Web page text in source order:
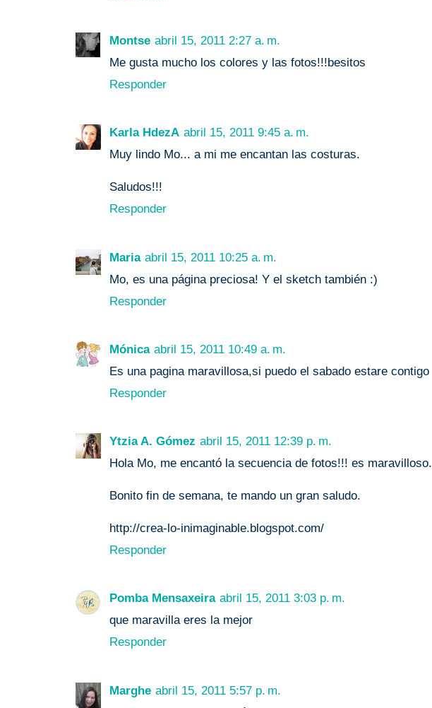
Montse abril 15, 2011 2:27 a. m.
Me gusta mucho los colores y las fotos!!!besitos
Responder
Karla HdezA abril 15, 2011 9:45 a. m.
Muy lindo Mo... a mi me encantan las costuras.
Saludos!!!
Responder
Maria abril 15, 2011 10:25 a. m.
Mo, es una página preciosa! Y el sketch también :)
Responder
Mónica abril 15, 2011 10:49 a. m.
Es una pagina maravillosa,si puedo el sabado estare contigo
Responder
Ytzia A. Gómez abril 15, 2011 12:39 p. m.
Hola Mo, me encantó la secuencia de fotos!!! es maravilloso.
Bonito fin de semana, te mando un gran saludo.
http://crea-lo-inimaginable.blogspot.com/
Responder
Pomba Mensaxeira abril 15, 2011 3:03 p. m.
que maravilla eres la mejor
Responder
Marghe abril 15, 2011 5:57 p. m.